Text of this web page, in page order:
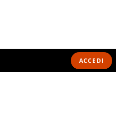
ACCEDI